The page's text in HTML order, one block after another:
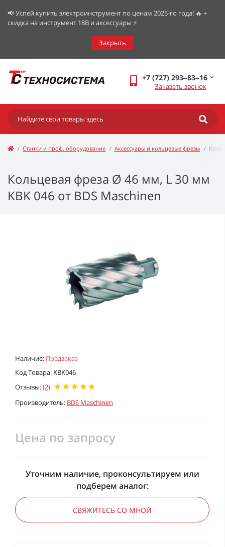
📢 Успей купить электроинструмент по ценам 2025-го года! 🔥 +
скидка на инструмент 18В и аксессуары ⚡️
Закрыть
+7 (727) 293‒83‒16
Заказать звонок
Станки и проф. оборудование Аксессуары и кольцевые фрезы
Кольцевая фреза Ø 46 мм, L 30 мм
KBK 046 от BDS Maschinen
Наличие: Предзаказ
Код Товара: KBK046
Отзывы:(2)
Производитель: BDS Maschinen
Цена по запросу
Уточним наличие, проконсультируем или
подберем аналог:
СВЯЖИТЕСЬ СО МНОЙ